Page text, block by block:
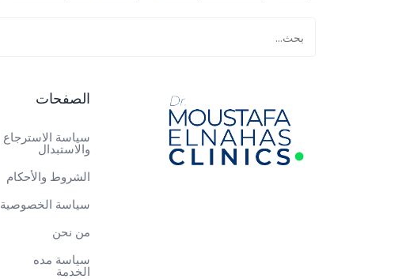
الصفحات
سياسة الاسترجاع
والاستبدال
الشروط والأحكام
سياسة الخصوصية
من نحن
سياسة مده
الخدمة